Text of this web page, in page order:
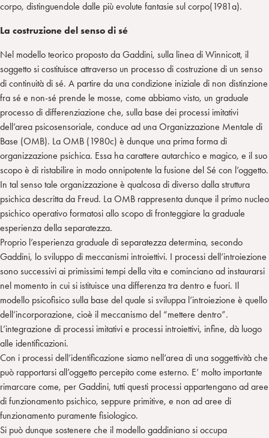
corpo, distinguendole dalle più evolute fantasie sul corpo(1981a).
La costruzione del senso di sé
Nel modello teorico proposto da Gaddini, sulla linea di Winnicott, il
soggetto si costituisce attraverso un processo di costruzione di un senso
di continuità di sé. A partire da una condizione iniziale di non distinzione
fra sé e non-sé prende le mosse, come abbiamo visto, un graduale
processo di differenziazione che, sulla base dei processi imitativi
dell’area psicosensoriale, conduce ad una Organizzazione Mentale di
Base (OMB). La OMB (1980c) è dunque una prima forma di
organizzazione psichica. Essa ha carattere autarchico e magico, e il suo
scopo è di ristabilire in modo onnipotente la fusione del Sé con l’oggetto.
In tal senso tale organizzazione è qualcosa di diverso dalla struttura
psichica descritta da Freud. La OMB rappresenta dunque il primo nucleo
psichico operativo formatosi allo scopo di fronteggiare la graduale
esperienza della separatezza.
Proprio l’esperienza graduale di separatezza determina, secondo
Gaddini, lo sviluppo di meccanismi introiettivi. I processi dell’introiezione
sono successivi ai primissimi tempi della vita e cominciano ad instaurarsi
nel momento in cui si istituisce una differenza tra dentro e fuori. Il
modello psicofisico sulla base del quale si sviluppa l’introiezione è quello
dell’incorporazione, cioè il meccanismo del “mettere dentro”.
L’integrazione di processi imitativi e processi introiettivi, infine, dà luogo
alle identificazioni.
Con i processi dell’identificazione siamo nell’area di una soggettività che
può rapportarsi all’oggetto percepito come esterno. E’ molto importante
rimarcare come, per Gaddini, tutti questi processi appartengano ad aree
di funzionamento psichico, seppure primitive, e non ad aree di
funzionamento puramente fisiologico.
Si può dunque sostenere che il modello gaddiniano si occupa